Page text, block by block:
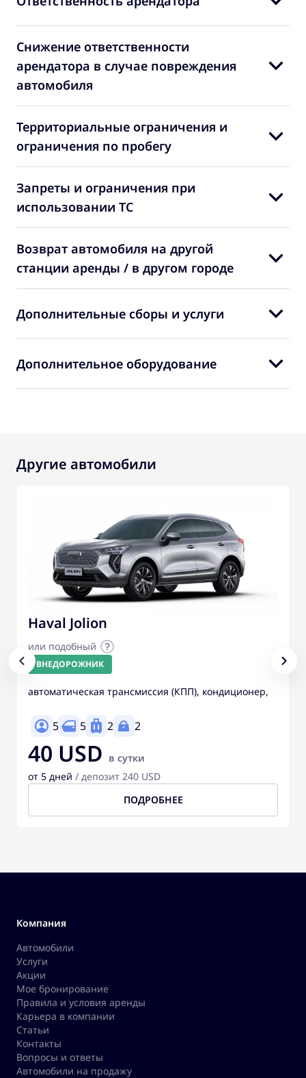
Снижение ответственности
арендатора в случае повреждения
автомобиля
Территориальные ограничения и
ограничения по пробегу
Запреты и ограничения при
использовании ТС
Возврат автомобиля на другой
станции аренды / в другом городе
Дополнительные сборы и услуги
Дополнительное оборудование
Другие автомобили
Haval Jolion
или подобный
ВНЕДОРОЖНИК
автоматическая трансмиссия (КПП), кондиционер,
5 5 2 2
40 USD в сутки
от 5 дней / депозит 240 USD
ПОДРОБНЕЕ
Компания
Автомобили
Услуги
Акции
Мое бронирование
Правила и условия аренды
Карьера в компании
Статьи
Контакты
Вопросы и ответы
Автомобили на продажу